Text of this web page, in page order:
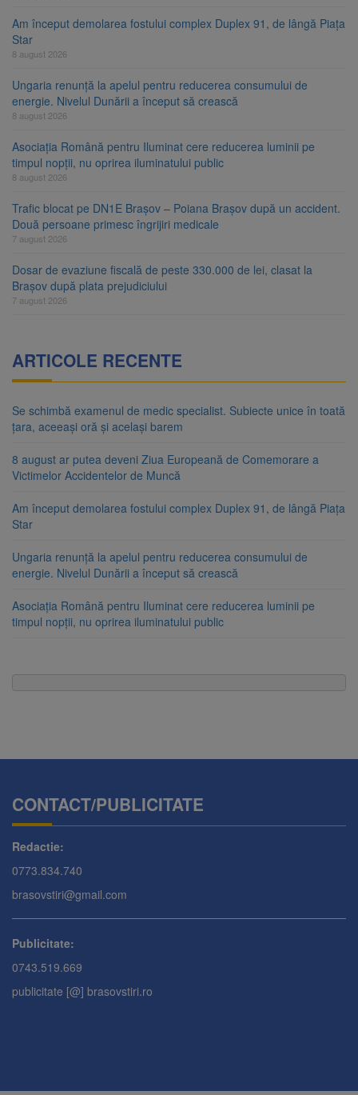
Am început demolarea fostului complex Duplex 91, de lângă Piața
Star
8 august 2026
Ungaria renunță la apelul pentru reducerea consumului de
energie. Nivelul Dunării a început să crească
8 august 2026
Asociația Română pentru Iluminat cere reducerea luminii pe
timpul nopții, nu oprirea iluminatului public
8 august 2026
Trafic blocat pe DN1E Brașov – Poiana Brașov după un accident.
Două persoane primesc îngrijiri medicale
7 august 2026
Dosar de evaziune fiscală de peste 330.000 de lei, clasat la
Brașov după plata prejudiciului
7 august 2026
ARTICOLE RECENTE
Se schimbă examenul de medic specialist. Subiecte unice în toată
țara, aceeași oră și același barem
8 august ar putea deveni Ziua Europeană de Comemorare a
Victimelor Accidentelor de Muncă
Am început demolarea fostului complex Duplex 91, de lângă Piața
Star
Ungaria renunță la apelul pentru reducerea consumului de
energie. Nivelul Dunării a început să crească
Asociația Română pentru Iluminat cere reducerea luminii pe
timpul nopții, nu oprirea iluminatului public
CONTACT/PUBLICITATE
Redactie:
0773.834.740
brasovstiri@gmail.com
Publicitate:
0743.519.669
publicitate [@] brasovstiri.ro